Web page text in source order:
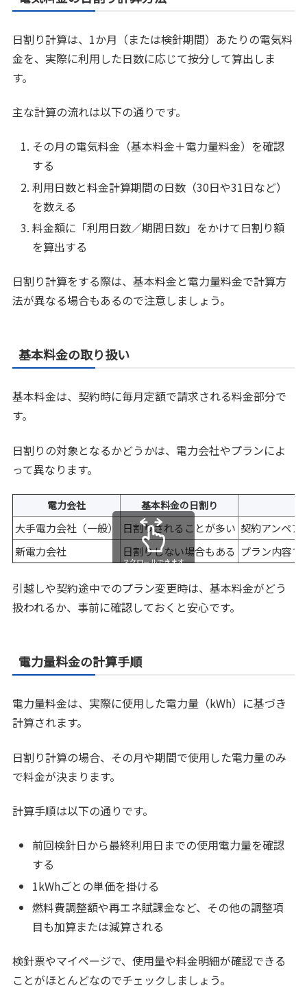
日割り計算は、1か月（または検針期間）あたりの電気料
金を、実際に利用した日数に応じて按分して算出しま
す。
主な計算の流れは以下の通りです。
その月の電気料金（基本料金＋電力量料金）を確認
する
利用日数と料金計算期間の日数（30日や31日など）
を数える
料金額に「利用日数／期間日数」をかけて日割り額
を算出する
日割り計算をする際は、基本料金と電力量料金で計算方
法が異なる場合もあるので注意しましょう。
基本料金の取り扱い
基本料金は、契約時に毎月定額で請求される料金部分で
す。
日割りの対象となるかどうかは、電力会社やプランによ
って異なります。
電力会社 基本料金の日割り
大手電力会社（一般） 日割りされることが多い 契約アンペア
新電力会社
日割りしない場合もある プラン内容で
スクロールできます
引越しや契約途中でのプラン変更時は、基本料金がどう
扱われるか、事前に確認しておくと安心です。
電力量料金の計算手順
電力量料金は、実際に使用した電力量（kWh）に基づき
計算されます。
日割り計算の場合、その月や期間で使用した電力量のみ
で料金が決まります。
計算手順は以下の通りです。
前回検針日から最終利用日までの使用電力量を確認
する
1kWhごとの単価を掛ける
燃料費調整額や再エネ賦課金など、その他の調整項
目も加算または減算される
検針票やマイページで、使用量や料金明細が確認できる
ことがほとんどなのでチェックしましょう。